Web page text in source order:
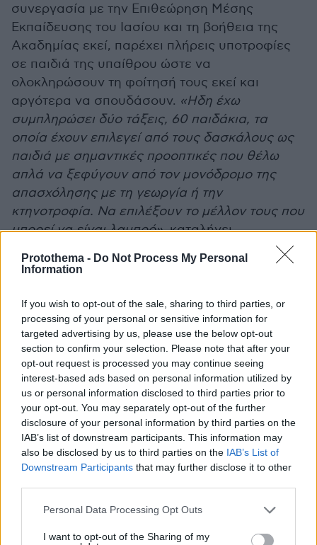
Protothema - Do Not Process My Personal
Information
If you wish to opt-out of the sale, sharing to third parties, or
processing of your personal or sensitive information for
targeted advertising by us, please use the below opt-out
section to confirm your selection. Please note that after your
opt-out request is processed you may continue seeing
interest-based ads based on personal information utilized by
us or personal information disclosed to third parties prior to
your opt-out. You may separately opt-out of the further
disclosure of your personal information by third parties on the
IAB’s list of downstream participants. This information may
also be disclosed by us to third parties on the IAB’s List of
Downstream Participants that may further disclose it to other
Please note that this website/app uses one or more Google
not limited to your visit or usage behaviour. You may click to
Personal Data Processing Opt Outs
I want to opt-out of the Sharing of my
συνεργασία µε την Επιθεώρηση Μέσης
Εκπαίδευσης του Ιασίου και τη βοήθεια της
Ακαδηµίας εκεί, παρέχει πλήρεις υποτροφίες
σε παιδιά της υπαίθρου ώστε να
ολοκληρώσουν τη φοίτησή τους εκεί και
αργότερα να σπουδάσουν. «Ηδη έχω
συµπληρώσει δύο τάξεις, 60 παιδάκια, τα
οποία έχουν επιλεγεί από τους δασκάλους ως
παιδιά µε σηµαντικές προοπτικές που θέλω
απλά να ξεφύγουν από τον µονόδροµο της
απασχόλησης µε τη γεωργία ή την
κτηνοτροφία. Να επιλέξουν το µέλλον τους που
µπορεί να είναι λαµπρό», καταλήγει.
Thema Insights
Δείτε όλες τις τελευταίες Ειδήσεις
από την Ελλάδα
και τον Κόσμο, τη στιγμή που συμβαίνουν, στο
Protothema.gr